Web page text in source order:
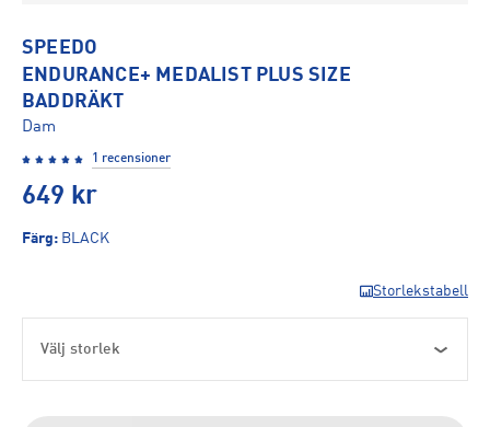
SPEEDO
ENDURANCE+ MEDALIST PLUS SIZE
BADDRÄKT
Dam
1 recensioner
649 kr
Färg: BLACK
Storlekstabell
Välj storlek